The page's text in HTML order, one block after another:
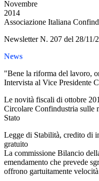
Novembre
2014
Associazione Italiana
Newsletter N. 207 del 28/11/
News
"Bene la riforma del lavoro,
Intervista al Vice Presidente
Le novità fiscali di ottobre
Circolare Confindustria sulle
Stato
Legge di Stabilità, credito di
gratuito
La commissione Bilancio
emendamento che prevede
offrono gartuitamente